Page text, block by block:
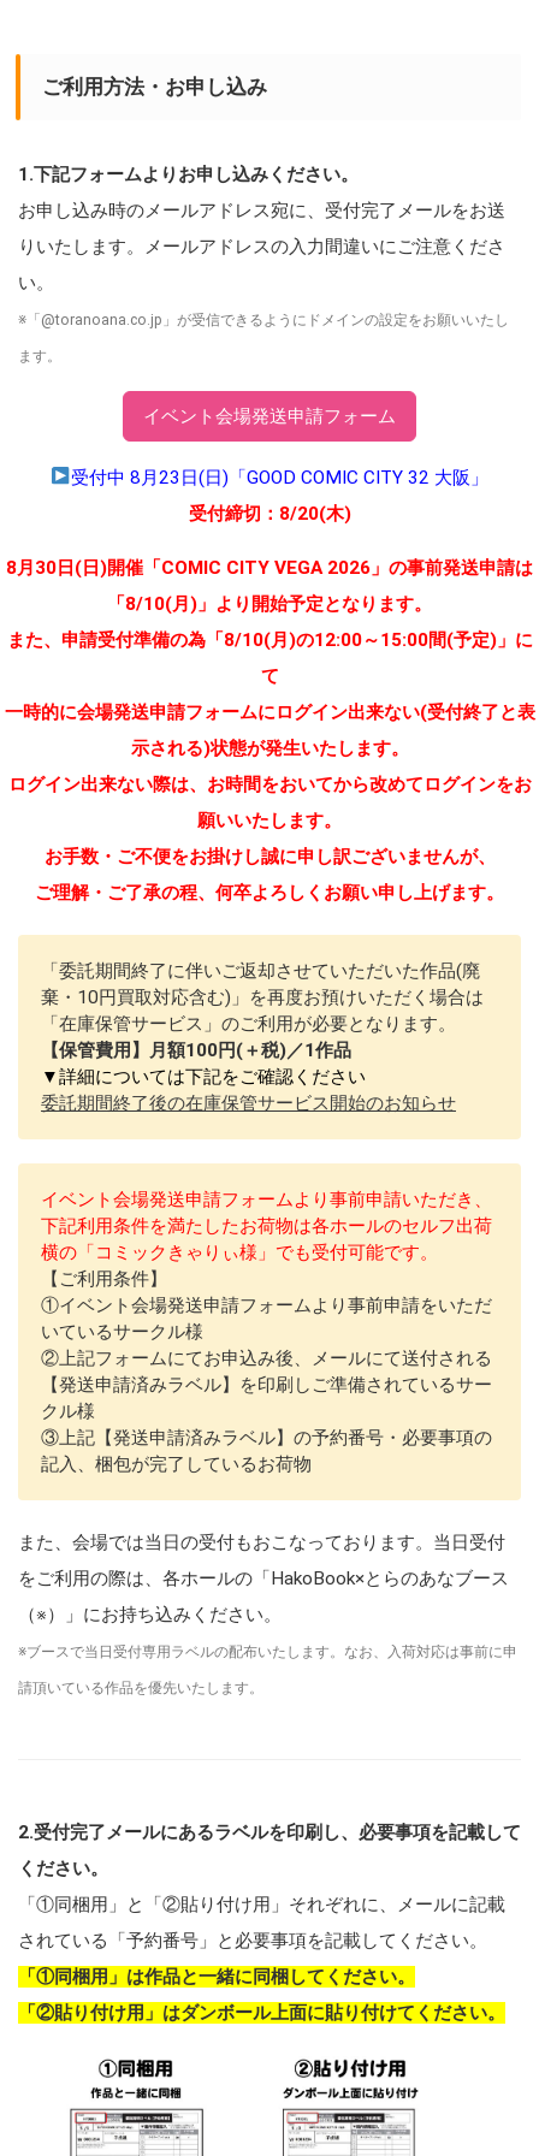
ご利用方法・お申し込み
1.下記フォームよりお申し込みください。
お申し込み時のメールアドレス宛に、受付完了メールをお送
りいたします。メールアドレスの入力間違いにご注意くださ
い。
※「@toranoana.co.jp」が受信できるようにドメインの設定をお願いいたし
ます。
イベント会場発送申請フォーム
受付中 8月23日(日)「GOOD COMIC CITY 32 大阪」
受付締切：8/20(木)
8月30日(日)開催「COMIC CITY VEGA 2026」の事前発送申請は
「8/10(月)」より開始予定となります。
また、申請受付準備の為「8/10(月)の12:00～15:00間(予定)」に
て
一時的に会場発送申請フォームにログイン出来ない(受付終了と表
示される)状態が発生いたします。
ログイン出来ない際は、お時間をおいてから改めてログインをお
願いいたします。
お手数・ご不便をお掛けし誠に申し訳ございませんが、
ご理解・ご了承の程、何卒よろしくお願い申し上げます。
「委託期間終了に伴いご返却させていただいた作品(廃
棄・10円買取対応含む)」を再度お預けいただく場合は
「在庫保管サービス」のご利用が必要となります。
【保管費用】月額100円(＋税)／1作品
▼詳細については下記をご確認ください
委託期間終了後の在庫保管サービス開始のお知らせ
イベント会場発送申請フォームより事前申請いただき、
下記利用条件を満たしたお荷物は各ホールのセルフ出荷
横の「コミックきゃりぃ様」でも受付可能です。
【ご利用条件】
①イベント会場発送申請フォームより事前申請をいただ
いているサークル様
②上記フォームにてお申込み後、メールにて送付される
【発送申請済みラベル】を印刷しご準備されているサー
クル様
③上記【発送申請済みラベル】の予約番号・必要事項の
記入、梱包が完了しているお荷物
また、会場では当日の受付もおこなっております。当日受付
をご利用の際は、各ホールの「HakoBook×とらのあなブース
（※）」にお持ち込みください。
※ブースで当日受付専用ラベルの配布いたします。なお、入荷対応は事前に申
請頂いている作品を優先いたします。
2.受付完了メールにあるラベルを印刷し、必要事項を記載して
ください。
「①同梱用」と「②貼り付け用」それぞれに、メールに記載
されている「予約番号」と必要事項を記載してください。
「①同梱用」は作品と一緒に同梱してください。
「②貼り付け用」はダンボール上面に貼り付けてください。